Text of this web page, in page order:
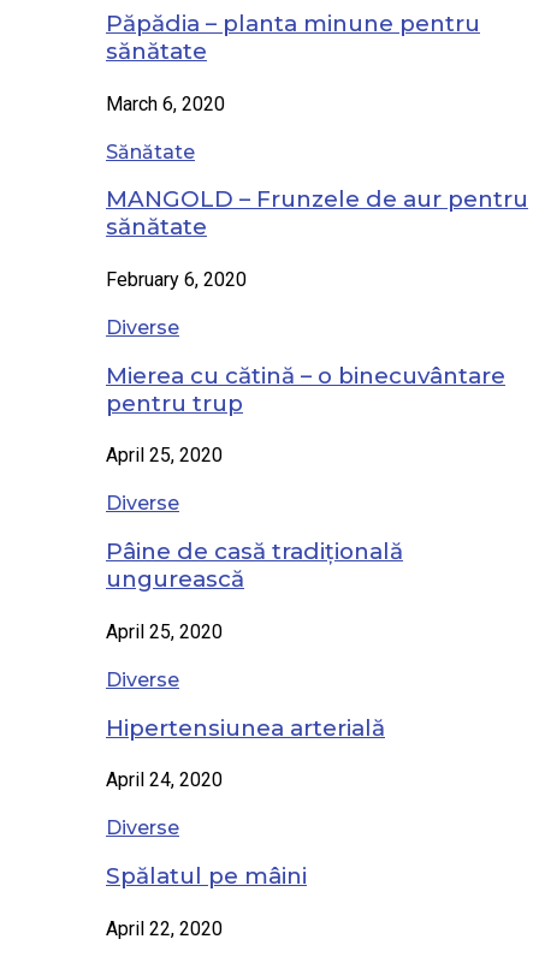
Păpădia – planta minune pentru
sănătate
March 6, 2020
Sănătate
MANGOLD – Frunzele de aur pentru
sănătate
February 6, 2020
Diverse
Mierea cu cătină – o binecuvântare
pentru trup
April 25, 2020
Diverse
Pâine de casă tradițională
ungurească
April 25, 2020
Diverse
Hipertensiunea arterială
April 24, 2020
Diverse
Spălatul pe mâini
April 22, 2020